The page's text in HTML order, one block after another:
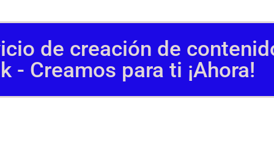
de creación de
- Creamos para ti ¡Ahora!